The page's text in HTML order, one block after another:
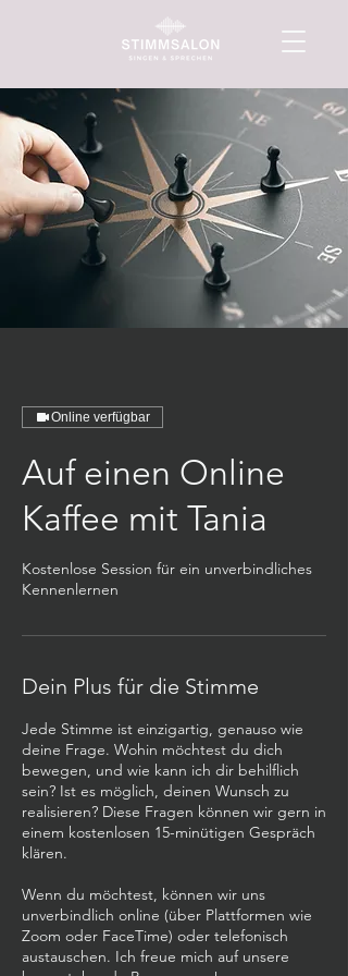
Online verfügbar
Auf einen Online
Kaffee mit Tania
Kostenlose Session für ein unverbindliches
Kennenlernen
Dein Plus für die Stimme
Jede Stimme ist einzigartig, genauso wie
deine Frage. Wohin möchtest du dich
bewegen, und wie kann ich dir behilflich
sein? Ist es möglich, deinen Wunsch zu
realisieren? Diese Fragen können wir gern in
einem kostenlosen 15-minütigen Gespräch
klären.
Wenn du möchtest, können wir uns
unverbindlich online (über Plattformen wie
Zoom oder FaceTime) oder telefonisch
austauschen. Ich freue mich auf unsere